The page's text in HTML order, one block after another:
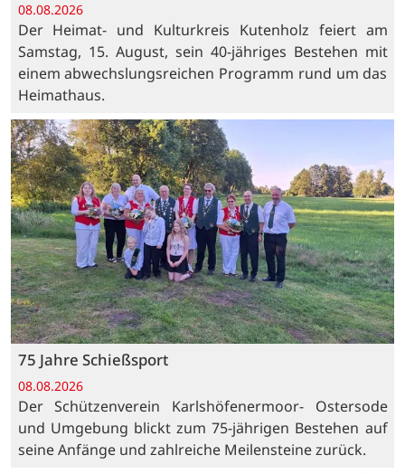
08.08.2026
Der Heimat- und Kulturkreis Kutenholz feiert am
Samstag, 15. August, sein 40-jähriges Bestehen mit
einem abwechslungsreichen Programm rund um das
Heimathaus.
75 Jahre Schießsport
08.08.2026
Der Schützenverein Karlshöfenermoor- Ostersode
und Umgebung blickt zum 75-jährigen Bestehen auf
seine Anfänge und zahlreiche Meilensteine zurück.